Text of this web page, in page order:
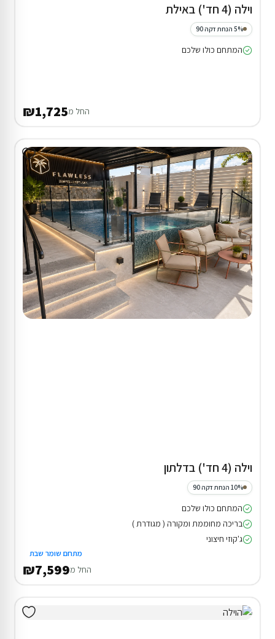
וילה (4 חד') באילת
5% הנחת דקה 90
המתחם כולו שלכם
החל מ₪1,725
וילה (4 חד') בדלתון
10% הנחת דקה 90
המתחם כולו שלכם
בריכה מחוממת ומקורה ( מגודרת )
ג'קוזי חיצוני
מתחם שומר שבת
החל מ₪7,599